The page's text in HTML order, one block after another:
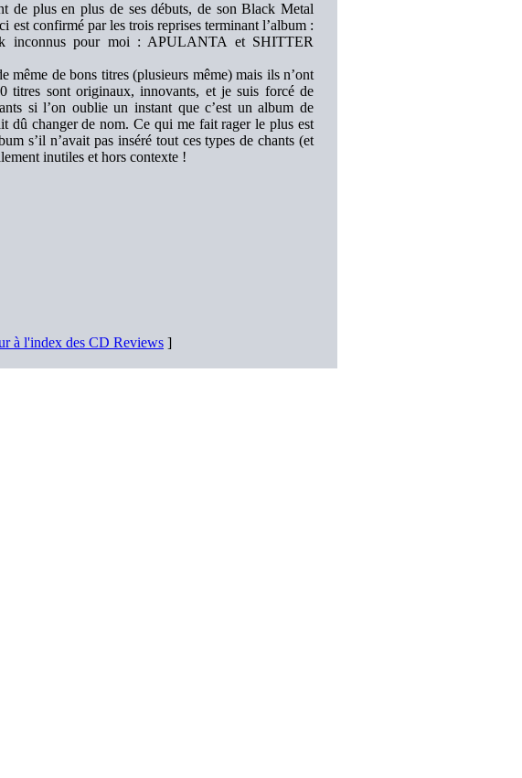
de plus en plus de ses débuts, de son Black Metal
est confirmé par les trois reprises terminant l’album :
inconnus pour moi : APULANTA et SHITTER
même de bons titres (plusieurs même) mais ils n’ont
sont originaux, innovants, et je suis forcé de
si l’on oublie un instant que c’est un album de
changer de nom. Ce qui me fait rager le plus est
s’il n’avait pas inséré tout ces types de chants (et
inutiles et hors contexte !
à l'index des CD Reviews ]